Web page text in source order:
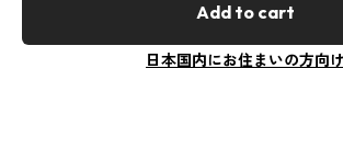
Add to cart
日本国内にお住まいの方向け